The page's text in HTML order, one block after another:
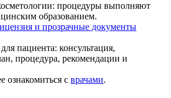
процедуры выполняют
образованием.
и прозрачные документы
пациента: консультация,
процедура, рекомендации и
ознакомиться сврачами.